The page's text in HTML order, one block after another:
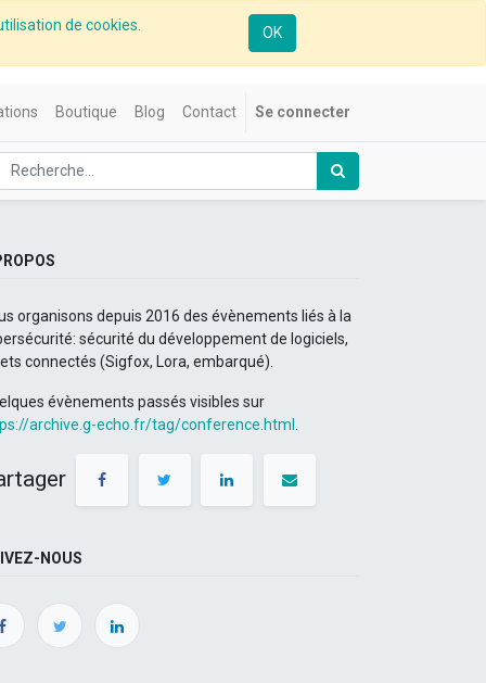
de cookies. OK
Boutique Blog Contact Se connecter
organisons depuis 2016 des évènements liés à la
sécurité du développement de logiciels,
connectés (Sigfox, Lora, embarqué).
évènements passés visibles sur
archive.g-echo.fr/tag/conference.html
NOUS